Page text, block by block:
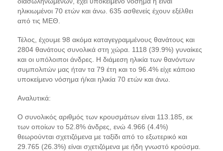
ηλικιωμένοι 70 ετών και άνω. 635 ασθενείς έχουν εξέλθει
από τις ΜΕΘ.
Τέλος, έχουμε 98 ακόμα καταγεγραμμένους θανάτους και
2804 θανάτους συνολικά στη χώρα. 1118 (39.9%) γυναίκες
και οι υπόλοιποι άνδρες. Η διάμεση ηλικία των θανόντων
συμπολιτών μας ήταν τα 79 έτη και το 96.4% είχε κάποιο
υποκείμενο νόσημα ή/και ηλικία 70 ετών και άνω.
Αναλυτικά:
Ο συνολικός αριθμός των κρουσμάτων είναι 113.185, εκ
των οποίων το 52.8% άνδρες, ενώ 4.966 (4.4%)
θεωρούνται σχετιζόμενα με ταξίδι από το εξωτερικό και
29.765 (26.3%) είναι σχετιζόμενα με ήδη γνωστό κρούσμα.